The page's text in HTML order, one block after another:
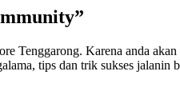
Tenggarong. Karena anda
tips dan trik sukses